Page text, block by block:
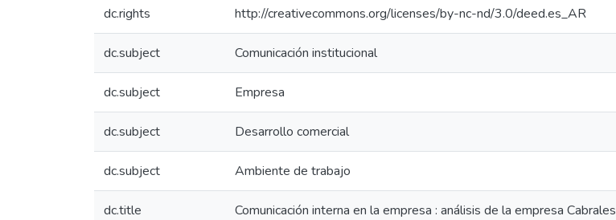
dc.rights http://creativecommons.org/licenses/by-nc-nd/3.0/deed.es_AR
dc.subject Comunicación institucional
dc.subject Empresa
dc.subject Desarrollo comercial
dc.subject Ambiente de trabajo
dc.title Comunicación interna en la empresa : análisis de la empresa Cabrales